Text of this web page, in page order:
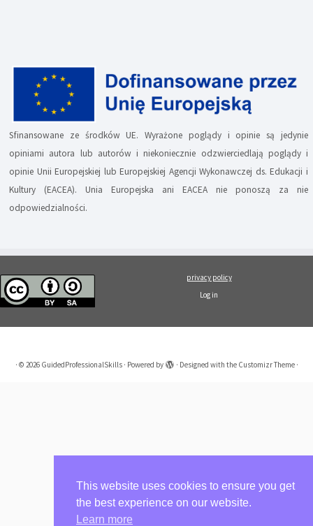
Sfinansowane ze środków UE. Wyrażone poglądy i opinie są jedynie
opiniami autora lub autorów i niekoniecznie odzwierciedlają poglądy i
opinie Unii Europejskiej lub Europejskiej Agencji Wykonawczej ds. Edukacji i
Kultury (EACEA). Unia Europejska ani EACEA nie ponoszą za nie
odpowiedzialności.
privacy policy
Log in
· © 2026 GuidedProfessionalSkills· Powered by · Designed with the Customizr Theme·
This website uses cookies to ensure you get
the best experience on our website.
Learn more